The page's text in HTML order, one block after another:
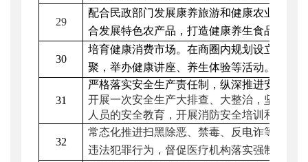
29
配合民政部门发展康养旅游和健康农业，配
合发展特色农产品，打造健康养生食品品牌
30
培育健康消费市场。在商圈内规划设立健康
聚，举办健康讲座、养生体验等活动。
31
严格落实安全生产责任制，纵深推进安全生
开展一次安全生产大排查、大整治， 坚决防
人员的安全教育，开展消防安全培训和应急
32
常态化推进扫黑除恶、禁毒、反电诈等专项
违法犯罪行为，督促医疗机构落实强制报告